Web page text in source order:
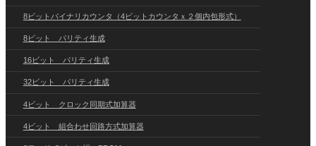
8ビットバイナリカウンタ（4ビットカウンタｘ２個内包形式）
8ビット パリティ生成
16ビット パリティ生成
32ビット パリティ生成
4ビット クロック同期式加算器
4ビット 組合わせ回路方式加算器